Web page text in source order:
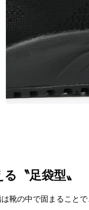
〝足袋型〟
靴の中で固まること